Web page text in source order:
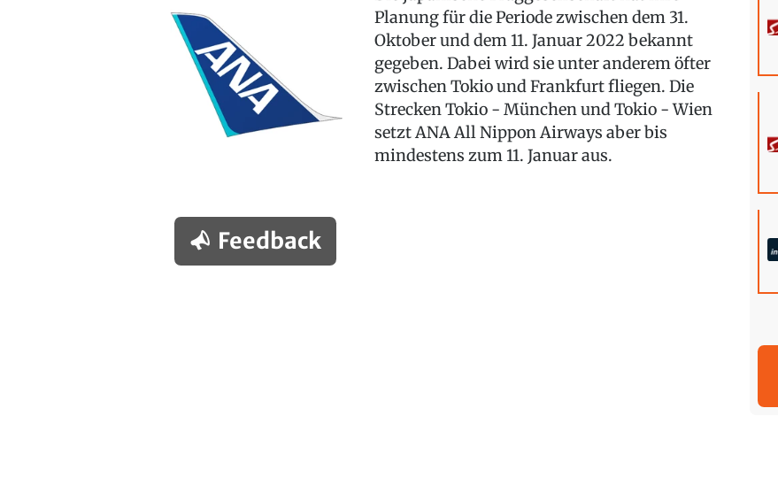
Planung für die Periode zwischen dem 31.
Oktober und dem 11. Januar 2022 bekannt
gegeben. Dabei wird sie unter anderem öfter
zwischen Tokio und Frankfurt fliegen. Die
Strecken Tokio - München und Tokio - Wien
setzt ANA All Nippon Airways aber bis
mindestens zum 11. Januar aus.
Feedback